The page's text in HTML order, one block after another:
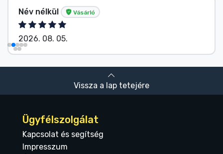
Név nélkül Vásárló
2026. 08. 05.
Vissza a lap tetejére
Ügyfélszolgálat
Kapcsolat és segítség
Impresszum